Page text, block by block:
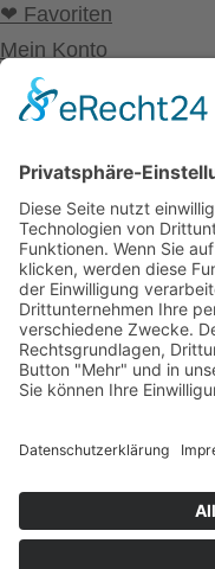
❤ Favoriten
Mein Konto
Betriebsferien
Wir befinden uns vom
19.12.2025 bis
in unseren
In dieser Zeit werden
kann es zu
Beantwortung